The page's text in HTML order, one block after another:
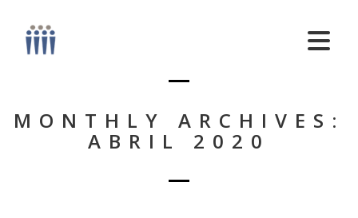
MONTHLY ARCHIVES:
ABRIL 2020